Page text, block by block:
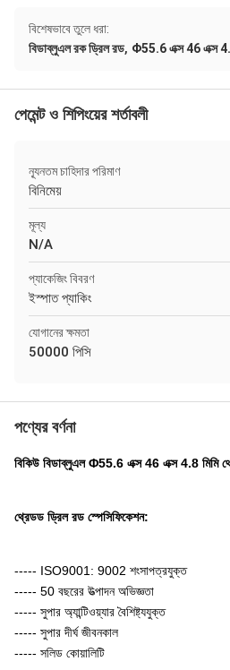
বিশেষভাবে তুলে ধরা:
বিডাব্লুএল রক ড্রিল রড, Φ55.6 এক্স 46 এক্স
পেমেন্ট ও শিপিংয়ের শর্তাবলী
ন্যূনতম চাহিদার পরিমাণ
বিনিমেয়
মূল্য
N/A
প্যাকেজিং বিবরণ
ইস্পাত প্যাকিং
যোগানের ক্ষমতা
50000 পিসি
পণ্যের বর্ণনা
বিকিউ বিডাব্লুএল Φ55.6 এক্স 46 এক্স 4.8 মিমি
থ্রেডড ড্রিল রড স্পেসিফিকেশন:
----- ISO9001: 9002 শংসাপত্রযুক্ত
----- 50 বছরের উত্পাদন অভিজ্ঞতা
----- সুপার অ্যান্টিওয়্যার বৈশিষ্ট্যযুক্ত
----- সুপার দীর্ঘ জীবনকাল
----- সলিড কোয়ালিটি